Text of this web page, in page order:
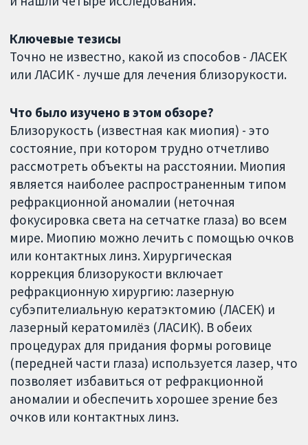
Ключевые тезисы
Точно не известно, какой из способов - ЛАСЕК
или ЛАСИК - лучше для лечения близорукости.
Что было изучено в этом обзоре?
Близорукость (известная как миопия) - это
состояние, при котором трудно отчетливо
рассмотреть объекты на расстоянии. Миопия
является наиболее распространенным типом
рефракционной аномалии (неточная
фокусировка света на сетчатке глаза) во всем
мире. Миопию можно лечить с помощью очков
или контактных линз. Хирургическая
коррекция близорукости включает
рефракционную хирургию: лазерную
субэпителиальную кератэктомию (ЛАСЕК) и
лазерный кератомилёз (ЛАСИК). В обеих
процедурах для придания формы роговице
(передней части глаза) используется лазер, что
позволяет избавиться от рефракционной
аномалии и обеспечить хорошее зрение без
очков или контактных линз.